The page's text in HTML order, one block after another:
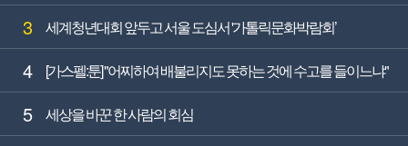
3 세계청년대회 앞두고 서울 도심서 '가톨릭문화박람회’
4 [가스펠:툰] "어찌하여 배불리지도 못하는 것에 수고를 들이느냐"
5 세상을 바꾼 한 사람의 회심